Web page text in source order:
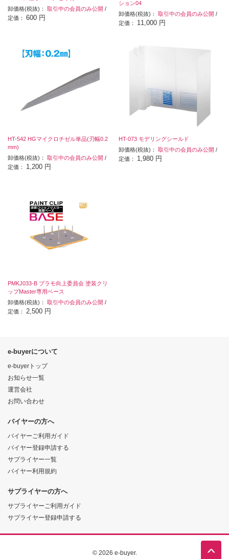
卸価格(税抜)： 取引中の会員のみ公開 /
定価： 600 円
ション04
卸価格(税抜)：取引中の会員のみ公開 /
定価： 11,000 円
HT-542 HGマイクロチゼル単品(刃幅0.2
mm)
卸価格(税抜)： 取引中の会員のみ公開 /
定価： 1,200 円
HT-073 モデリングシールド
卸価格(税抜)：取引中の会員のみ公開 /
定価： 1,980 円
PMKJ033-B プラモ向上委員会 塗装クリ
ップMaster専用ベース
卸価格(税抜)： 取引中の会員のみ公開 /
定価： 2,500 円
e-buyerについて
e-buyerトップ
お知らせ一覧
運営会社
お問い合わせ
バイヤーの方へ
バイヤーご利用ガイド
バイヤー登録申請する
サプライヤー一覧
バイヤー利用規約
サプライヤーの方へ
サプライヤーご利用ガイド
サプライヤー登録申請する
© 2026 e-buyer.